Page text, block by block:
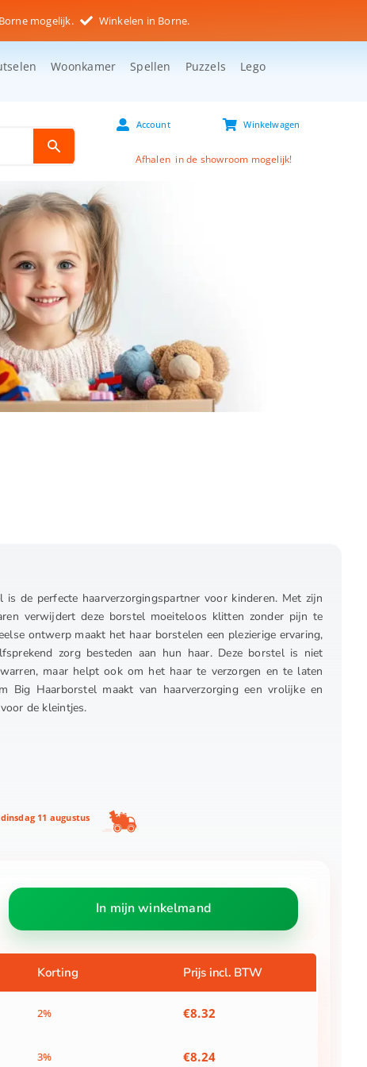
mogelijk. Winkelen in Borne.
Woonkamer Spellen Puzzels Lego
Account Winkelwagen
Afhalen in de showroom mogelijk!
is de perfecte haarverzorgingspartner voor kinderen. Met zijn
verwijdert deze borstel moeiteloos klitten zonder pijn te
ontwerp maakt het haar borstelen een plezierige ervaring,
zorg besteden aan hun haar. Deze borstel is niet
maar helpt ook om het haar te verzorgen en te laten
Big Haarborstel maakt van haarverzorging een vrolijke en
de kleintjes.
dinsdag 11 augustus
In mijn winkelmand
Korting Prijs incl. BTW
2% €8.32
3% €8.24